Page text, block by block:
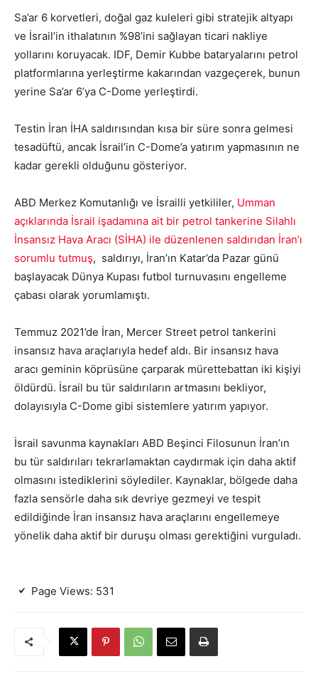
Sa’ar 6 korvetleri, doğal gaz kuleleri gibi stratejik altyapı
ve İsrail’in ithalatının %98’ini sağlayan ticari nakliye
yollarını koruyacak. IDF, Demir Kubbe bataryalarını petrol
platformlarına yerleştirme kakarından vazgeçerek, bunun
yerine Sa’ar 6’ya C-Dome yerleştirdi.
Testin İran İHA saldırısından kısa bir süre sonra gelmesi
tesadüftü, ancak İsrail’in C-Dome’a ​​yatırım yapmasının ne
kadar gerekli olduğunu gösteriyor.
ABD Merkez Komutanlığı ve İsrailli yetkililer, Umman
açıklarında İsrail işadamına ait bir petrol tankerine Silahlı
İnsansız Hava Aracı (SİHA) ile düzenlenen saldırıdan İran’ı
sorumlu tutmuş, saldırıyı, İran’ın Katar’da Pazar günü
başlayacak Dünya Kupası futbol turnuvasını engelleme
çabası olarak yorumlamıştı.
Temmuz 2021’de İran, Mercer Street petrol tankerini
insansız hava araçlarıyla hedef aldı. Bir insansız hava
aracı geminin köprüsüne çarparak mürettebattan iki kişiyi
öldürdü. İsrail bu tür saldırıların artmasını bekliyor,
dolayısıyla C-Dome gibi sistemlere yatırım yapıyor.
İsrail savunma kaynakları ABD Beşinci Filosunun İran’ın
bu tür saldırıları tekrarlamaktan caydırmak için daha aktif
olmasını istediklerini söylediler. Kaynaklar, bölgede daha
fazla sensörle daha sık devriye gezmeyi ve tespit
edildiğinde İran insansız hava araçlarını engellemeye
yönelik daha aktif bir duruşu olması gerektiğini vurguladı.
Page Views: 531